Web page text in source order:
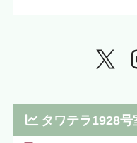
タワテラ1928